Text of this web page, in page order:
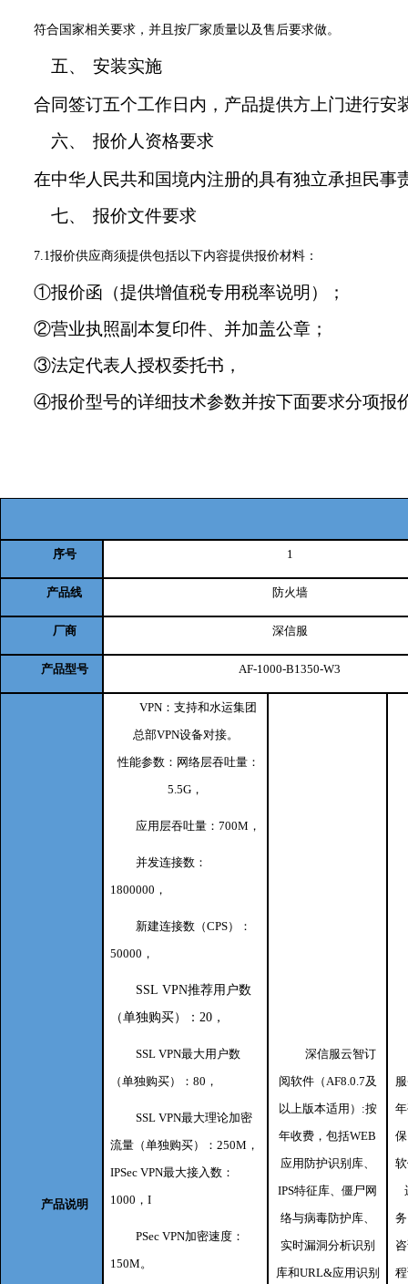
符合国家相关要求，并且按厂家质量以及售后要求做。
五、
安装实施
合同签订五个工作日内，产品提供方上门进行安
六、
报价人资格要求
在中华人民共和国境内注册的具有独立承担民
七、
报价文件要求
7.1报价供应商须提供包括以下内容提供报价材料：
①报价函（提供增值税专用税率说明）；
②营业执照副本复印件、并加盖公章；
③法定代表人授权委托书，
④报价型号的详细技术参数并按下面要求分项报
序号 1
产品线 防火墙
厂商 深信服
产品型号 AF-1000-B1350-W3
产品说明
VPN：支持和水运集团
总部VPN设备对接。
性能参数：网络层吞吐量：
5.5G，
应用层吞吐量：700M，
并发连接数：
1800000，
新建连接数（CPS）：
50000，
SSL VPN推荐用户数
（单独购买）：20，
SSL VPN最大用户数
（单独购买）：80，
SSL VPN最大理论加密
流量（单独购买）：250M，
IPSec VPN最大接入数：
1000，I
PSec VPN加密速度：
150M。
深信服云智订
阅软件（AF8.0.7及
以上版本适用）:按
年收费，包括WEB
应用防护识别库、
IPS特征库、僵尸网
络与病毒防护库、
实时漏洞分析识别
库和URL&应用识别